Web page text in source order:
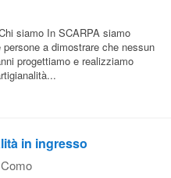
siamo In SCARPA siamo
a dimostrare che nessun
progettiamo e realizziamo
in ingresso
Como